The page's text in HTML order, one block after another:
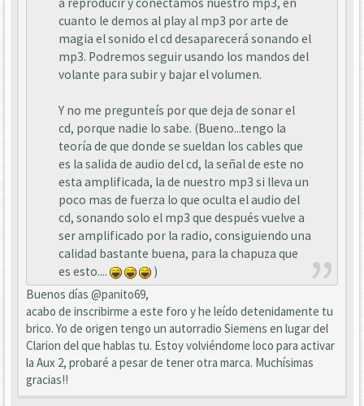
cuanto le demos al play al mp3 por arte de
magia el sonido el cd desaparecerá sonando el
mp3. Podremos seguir usando los mandos del
volante para subir y bajar el volumen.
Y no me pregunteís por que deja de sonar el
cd, porque nadie lo sabe. (Bueno...tengo la
teoría de que donde se sueldan los cables que
es la salida de audio del cd, la señal de este no
esta amplificada, la de nuestro mp3 si lleva un
poco mas de fuerza lo que oculta el audio del
cd, sonando solo el mp3 que después vuelve a
ser amplificado por la radio, consiguiendo una
calidad bastante buena, para la chapuza que
es esto....
)
Buenos días @panito69,
acabo de inscribirme a este foro y he leído detenidamente tu
brico. Yo de origen tengo un autorradio Siemens en lugar del
Clarion del que hablas tu. Estoy volviéndome loco para activar
la Aux 2, probaré a pesar de tener otra marca. Muchísimas
gracias!!